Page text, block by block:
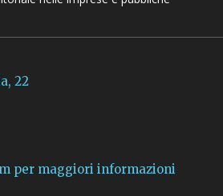
22
per maggiori informazioni